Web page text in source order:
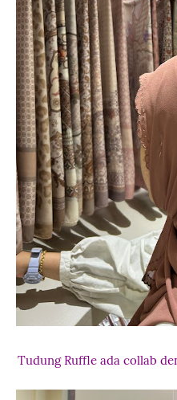
Tudung Ruffle ada collab